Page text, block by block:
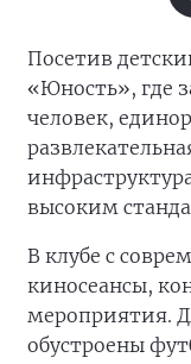
Посетив
«Юность», где
человек,
высоким
В клубе с
киносеансы,
мероприятия.
обустроены